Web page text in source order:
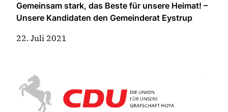
Gemeinsam stark, das Beste für unsere Heimat! –
Unsere Kandidaten den Gemeinderat Eystrup
22. Juli 2021